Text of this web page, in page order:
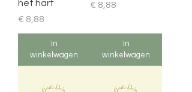
het hart
Prijs
€ 8,88
In
winkelwagen
Prijs
€ 8,88
In
winkelwagen